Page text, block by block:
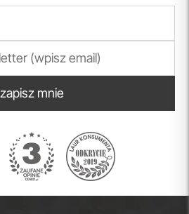
zapisz mnie